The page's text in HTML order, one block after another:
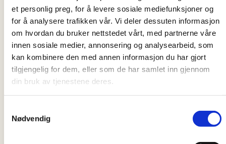
et personlig preg, for å levere sosiale mediefunksjoner og
for å analysere trafikken vår. Vi deler dessuten informasjon
om hvordan du bruker nettstedet vårt, med partnerne våre
innen sosiale medier, annonsering og analysearbeid, som
kan kombinere den med annen informasjon du har gjort
tilgjengelig for dem, eller som de har samlet inn gjennom
din bruk av tjenestene deres.
Nødvendig